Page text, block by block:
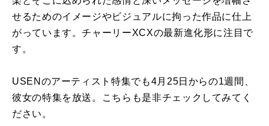
せるためのイメージやビジュアルに拘った作品に仕上
がっています。チャーリーXCXの最新進化形に注目で
す。
USENのアーティスト特集でも4月25日からの1週間、
彼女の特集を放送。こちらも是非チェックしてみてく
ださい。